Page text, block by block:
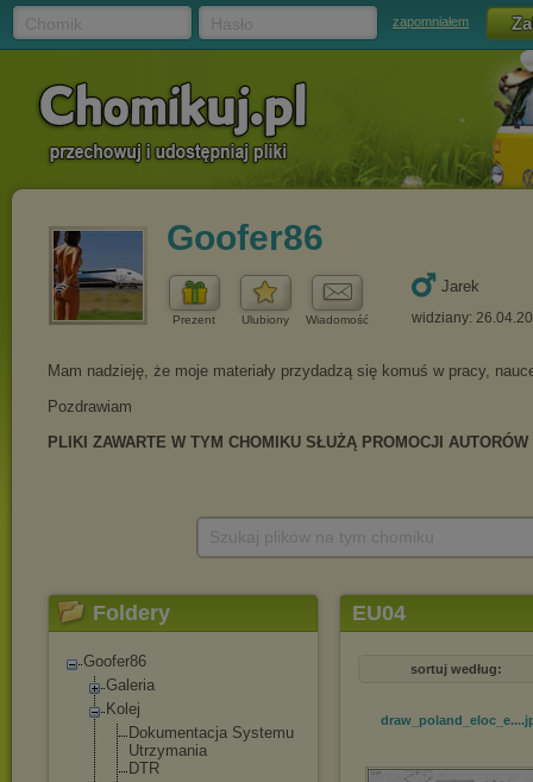
zapomniałem
Goofer86
Prezent Ulubiony Wiadomość
Jarek
widziany:
Foldery
Goofer86
Galeria
Kolej
Dokumentacja Systemu
Utrzymania
DTR
EU04
sortuj według:
draw_poland_eloc_e...